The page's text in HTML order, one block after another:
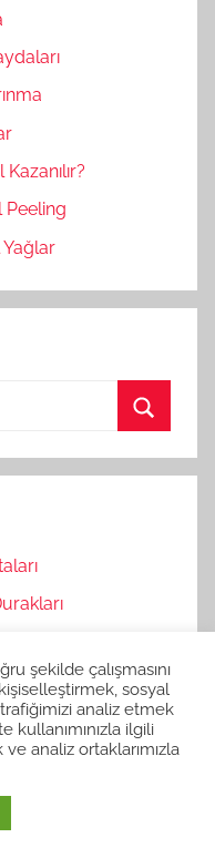
Peeling
Yağlar
r
by ThemeZee.
şekilde çalışmasını
sosyal
analiz etmek
kullanımınızla ilgili
analiz ortaklarımızla